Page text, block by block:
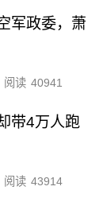
军政委，萧
阅读 40941
带4万人跑
阅读 43914